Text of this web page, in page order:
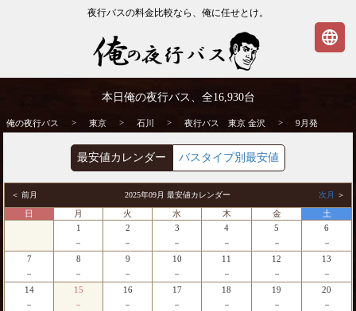
夜行バスの料金比較なら、俺に任せとけ。
| 俺の夜行バス
本日俺の夜行バス、全16,930台
俺の夜行バス > 東京 > 石川 > 夜行バス 東京 金沢 > 9月発
最安値カレンダー バスタイプ別最安値
＜ 前月 2025年09月 最安値カレンダー 次月 ＞
日 月 火 水 木 金
土
1
－
2
－
3
－
4
－
5
－
6
－
7
－
8
－
9
－
10
－
11
－
12
－
13
－
14
－
15
－
16
－
17
－
18
－
19
－
20
－
language